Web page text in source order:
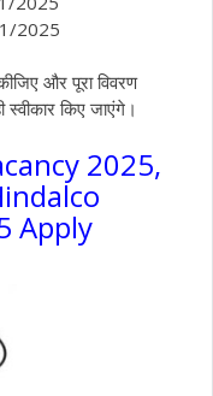
2025
और पूरा विवरण
किए जाएंगे।
2025,
Apply